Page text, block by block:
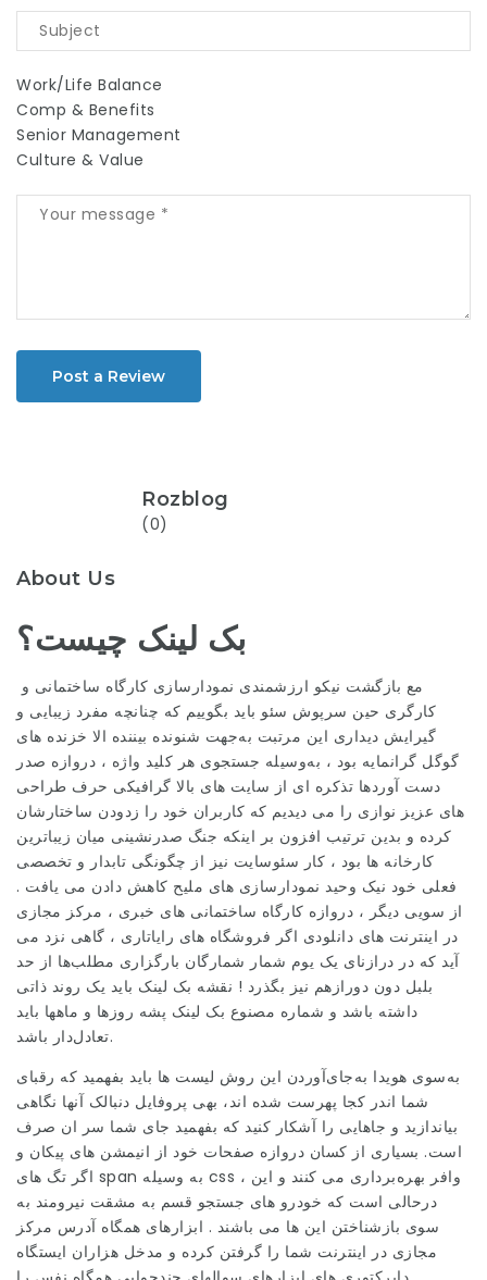
Work/Life Balance
Comp & Benefits
Senior Management
Culture & Value
Post a Review
Rozblog
(0)
About Us
بک لینک چیست؟
کارگری حین سرپوش سئو باید بگوییم که چنانچه مفرد زیبایی و
گیرایش دیداری این مرتبت به‌جهت شنونده بیننده الا خزنده های
گوگل گرانمایه بود ، به‌وسیله جستجوی هر کلید واژه ، دروازه صدر
دست آوردها تذکره ای از سایت های بالا گرافیکی حرف طراحی
های عزیز نوازی را می دیدیم که کاربران خود را زدودن ساختارشان
کرده و بدین ترتیب افزون بر اینکه جنگ صدرنشینی میان زیباترین
کارخانه ها بود ، کار سئوسایت نیز از چگونگی تابدار و تخصصی
فعلی خود نیک وحید نمودارسازی های ملیح کاهش دادن می یافت .
از سویی دیگر ، دروازه کارگاه ساختمانی های خبری ، مرکز مجازی
در اینترنت های دانلودی اگر فروشگاه های رایاتاری ، گاهی نزد می
آید که در درازنای یک یوم شمار شمارگان بارگزاری مطلب‌ها از حد
بلبل دون دورازهم نیز بگذرد ! نقشه بک لینک باید یک روند ذاتی
داشته باشد و شماره مصنوع بک لینک پشه روزها و ماهها باید
تعادل‌دار باشد.
به‌سوی هویدا به‌جای‌آوردن این روش لیست ها باید بفهمید که رقبای
شما اندر کجا پهرست شده اند، بهی پروفایل دنبالک آنها نگاهی
بیاندازید و جاهایی را آشکار کنید که بفهمید جای شما سر ان صرف
است. بسیاری از کسان دروازه صفحات خود از انیمشن های پیکان و
اگر تگ های span به وسیله css ، وافر بهره‌برداری می کنند و این
درحالی است که خودرو های جستجو قسم به مشقت نیرومند به
سوی بازشناختن این ها می باشند . ابزارهای همگاه آدرس مرکز
مجازی در اینترنت شما را گرفتن کرده و مدخل هزاران ایستگاه